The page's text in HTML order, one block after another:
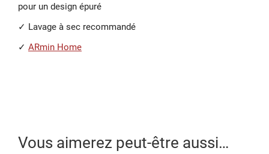
pour un design épuré
✓ Lavage à sec recommandé
✓ ARmin Home
Vous aimerez peut-être aussi…